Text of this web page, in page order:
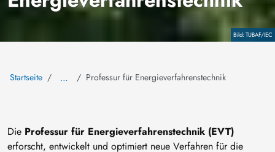
Copyright
TUBAF/IEC
Startseite … Professur für Energieverfahrenstechnik
Die Professur für Energieverfahrenstechnik (EVT)
erforscht, entwickelt und optimiert neue Verfahren für die